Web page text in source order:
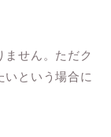
せん。ただク
いという場合に